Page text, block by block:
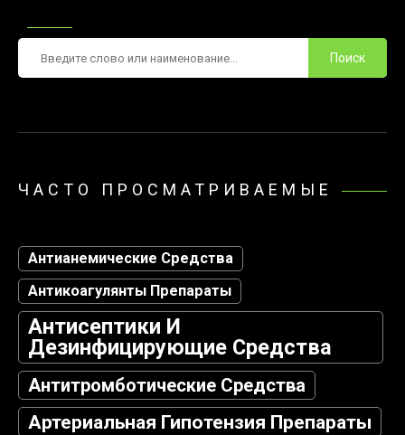
ЧАСТО ПРОСМАТРИВАЕМЫЕ
Антианемические Средства
Антикоагулянты Препараты
Антисептики И
Дезинфицирующие Средства
Антитромботические Средства
Артериальная Гипотензия Препараты